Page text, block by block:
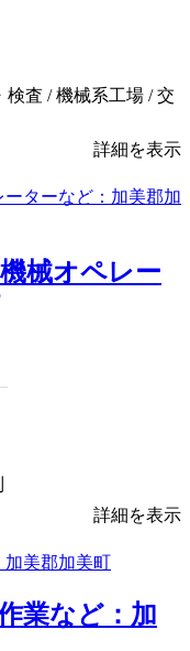
査 / 機械系工場 / 交
詳細を表示
械オペレー
詳細を表示
業など：加